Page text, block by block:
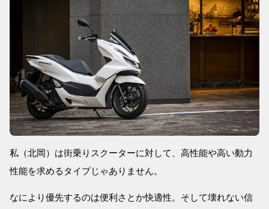
私（北岡）は街乗りスクーターに対して、高性能や高い動力
性能を求めるタイプじゃありません。
なにより優先するのは便利さとか快適性。そして壊れない信